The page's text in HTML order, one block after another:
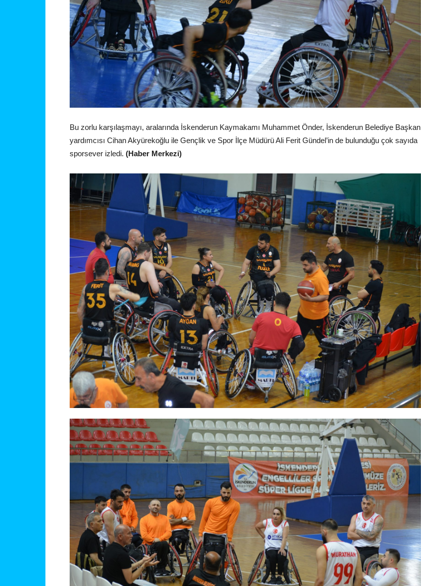
Bu zorlu karşılaşmayı, aralarında İskenderun Kaymakamı Muhammet Önder, İskenderun Belediye Başkan
yardımcısı Cihan Akyürekoğlu ile Gençlik ve Spor İlçe Müdürü Ali Ferit Gündel’in de bulunduğu çok sayıda
sporsever izledi. (Haber Merkezi)